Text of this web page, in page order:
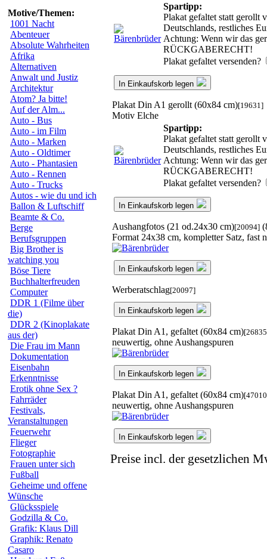
Motive/Themen:
1001 Nacht
Abenteuer
Absolute Wahrheiten
Afrika
Alternativen
Anwalt und Justiz
Architektur
Atom? Ja bitte!
Auf der Alm...
Auto - Bus
Auto - im Film
Auto - Marken
Auto - Oldtimer
Auto - Phantasien
Auto - Rennen
Auto - Trucks
Autos - wie du und ich
Ballon & Luftschiff
Beamte & Co.
Berge
Berufsgruppen
Big Brother is
watching you
Böse Tiere
Buchhalterfreuden
Computer
DDR 1 (Filme über
die)
DDR 2 (Kinoplakate
aus der)
Die Frau im Mann
Dokumentation
Eisenbahn
Erkenntnisse
Erotik ohne Sex ?
Fahrräder
Festivals,
Veranstaltungen
Feuerwehr
Flieger
Fotographie
Frauen unter sich
Fußball
Geheime und offene
Wünsche
Glücksspiele
Godzilla & Co.
Grafik: Klaus Dill
Graphik: Renato
Casaro
Spartipp:
Plakat gefaltet statt gerollt
Deutschlands, restliches
Achtung: Wenn wir das
RÜCKGABERECHT!
Plakat gefaltet versenden?
In Einkaufskorb legen
Plakat Din A1 gerollt (60x84 cm)[19631]
Motiv Elche
Spartipp:
Plakat gefaltet statt gerollt
Deutschlands, restliches
Achtung: Wenn wir das
RÜCKGABERECHT!
Plakat gefaltet versenden?
In Einkaufskorb legen
Aushangfotos (21 od.24x30 cm)[20094]
Format 24x38 cm, kompletter Satz, fast
In Einkaufskorb legen
Werberatschlag[20097]
In Einkaufskorb legen
Plakat Din A1, gefaltet (60x84 cm)
neuwertig, ohne Aushangspuren
In Einkaufskorb legen
Plakat Din A1, gefaltet (60x84 cm)
neuwertig, ohne Aushangspuren
In Einkaufskorb legen
Preise incl. der gesetzlichen